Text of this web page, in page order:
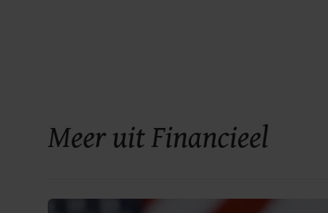
Meer uit Financieel